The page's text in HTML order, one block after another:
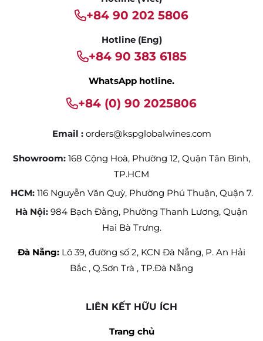
+84 90 202 5806
Hotline (Eng)
+84 90 383 6185
WhatsApp hotline.
+84 (0) 90 2025806
Email : orders@kspglobalwines.com
Showroom: 168 Cộng Hoà, Phường 12, Quận Tân Bình,
TP.HCM
HCM: 116 Nguyễn Văn Quỳ, Phường Phú Thuận, Quận 7.
Hà Nội: 984 Bạch Đằng, Phường Thanh Lương, Quận
Hai Bà Trưng.
Đà Nẵng: Lô 39, đường số 2, KCN Đà Nẵng, P. An Hải
Bắc , Q.Sơn Trà , TP.Đà Nẵng
LIÊN KẾT HỮU ÍCH
Trang chủ